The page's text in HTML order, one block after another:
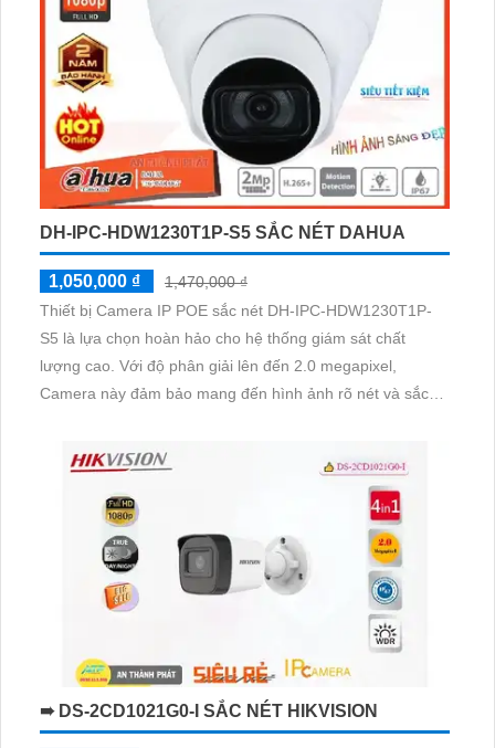
DH-IPC-HDW1230T1P-S5 SẮC NÉT DAHUA
1,050,000 ₫
1,470,000 ₫
Thiết bị Camera IP POE sắc nét DH-IPC-HDW1230T1P-
S5 là lựa chọn hoàn hảo cho hệ thống giám sát chất
lượng cao. Với độ phân giải lên đến 2.0 megapixel,
Camera này đảm bảo mang đến hình ảnh rõ nét và sắc
phép quan sát ban đêm thông qua chế độ hồng ngoại
30m
➠ DS-2CD1021G0-I SẮC NÉT HIKVISION